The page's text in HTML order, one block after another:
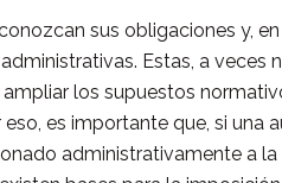
sus obligaciones y,
Estas, a veces
los supuestos
es importante que, si una
administrativamente a